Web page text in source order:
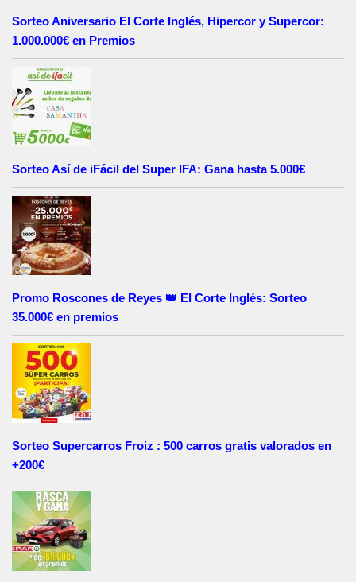
Sorteo Aniversario El Corte Inglés, Hipercor y Supercor:
1.000.000€ en Premios
Sorteo Así de iFácil del Super IFA: Gana hasta 5.000€
Promo Roscones de Reyes 👑 El Corte Inglés: Sorteo
35.000€ en premios
Sorteo Supercarros Froiz : 500 carros gratis valorados en
+200€